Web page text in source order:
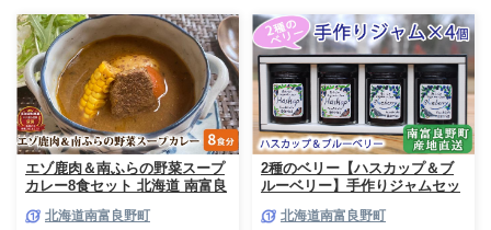
エゾ鹿肉＆南ふらの野菜スープ
カレー8食セット 北海道 南富良
スープカレー セット 詰合せ 加
北海道南富良野町
2種のベリー【ハスカップ＆ブ
ルーベリー】手作りジャムセッ
ャム ベリー ハスカップ ブルー
北海道南富良野町